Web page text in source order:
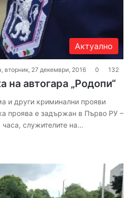
Актуално
вторник, 27 декември, 2016 0 132
автогара „Родопи“
и други криминални прояви
проява е задържан в Първо РУ –
служителите на…